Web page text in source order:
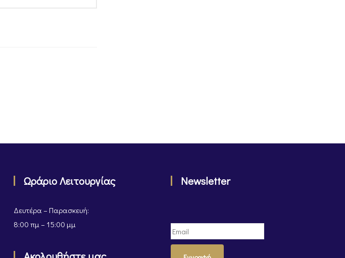
Ωράριο Λειτουργίας
Δευτέρα – Παρασκευή:
8:00 πμ – 15:00 μμ
Newsletter